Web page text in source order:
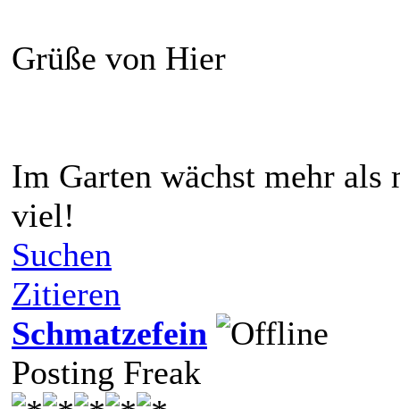
Grüße von Hier
Im Garten wächst mehr als
viel!
Suchen
Zitieren
Schmatzefein
Posting Freak